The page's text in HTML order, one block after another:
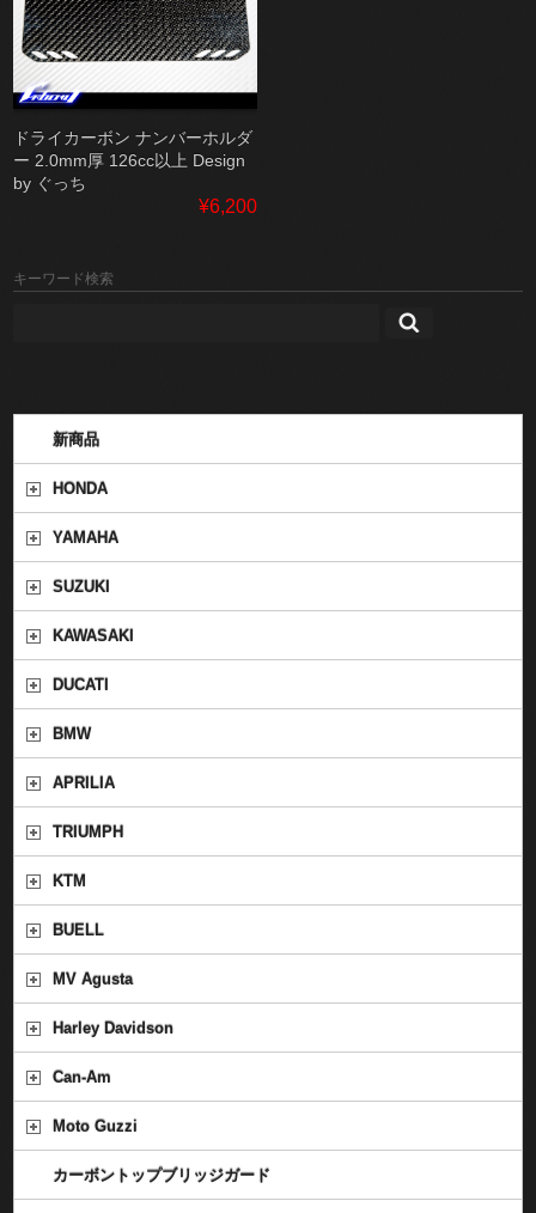
ドライカーボン ナンバーホルダ
ー 2.0mm厚 126cc以上 Design
by ぐっち
¥6,200
キーワード検索
新商品
HONDA
YAMAHA
SUZUKI
KAWASAKI
DUCATI
BMW
APRILIA
TRIUMPH
KTM
BUELL
MV Agusta
Harley Davidson
Can-Am
Moto Guzzi
カーボントップブリッジガード